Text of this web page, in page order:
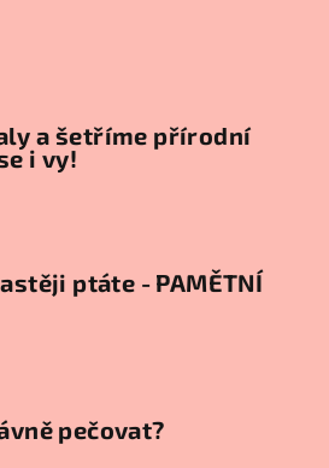
a šetříme přírodní
i vy!
ptáte - PAMĚTNÍ
pečovat?